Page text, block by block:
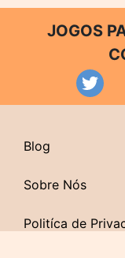
JOGOS
Blog
Sobre Nós
Politíca de